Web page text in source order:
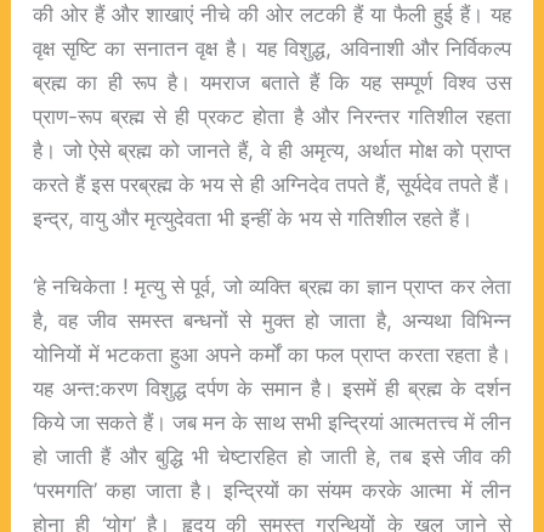
की ओर हैं और शाखाएं नीचे की ओर लटकी हैं या फैली हुई हैं। यह
वृक्ष सृष्टि का सनातन वृक्ष है। यह विशुद्ध, अविनाशी और निर्विकल्प
ब्रह्म का ही रूप है। यमराज बताते हैं कि यह सम्पूर्ण विश्व उस
प्राण-रूप ब्रह्म से ही प्रकट होता है और निरन्तर गतिशील रहता
है। जो ऐसे ब्रह्म को जानते हैं, वे ही अमृत्य, अर्थात मोक्ष को प्राप्त
करते हैं इस परब्रह्म के भय से ही अग्निदेव तपते हैं, सूर्यदेव तपते हैं।
इन्द्र, वायु और मृत्युदेवता भी इन्हीं के भय से गतिशील रहते हैं।
‘हे नचिकेता ! मृत्यु से पूर्व, जो व्यक्ति ब्रह्म का ज्ञान प्राप्त कर लेता
है, वह जीव समस्त बन्धनों से मुक्त हो जाता है, अन्यथा विभिन्न
योनियों में भटकता हुआ अपने कर्मों का फल प्राप्त करता रहता है।
यह अन्त:करण विशुद्ध दर्पण के समान है। इसमें ही ब्रह्म के दर्शन
किये जा सकते हैं। जब मन के साथ सभी इन्द्रियां आत्मतत्त्व में लीन
हो जाती हैं और बुद्धि भी चेष्टारहित हो जाती हे, तब इसे जीव की
‘परमगति’ कहा जाता है। इन्द्रियों का संयम करके आत्मा में लीन
होना ही ‘योग’ है। हृदय की समस्त ग्रन्थियों के खुल जाने से